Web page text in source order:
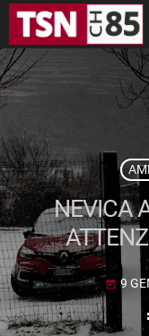
NEVICA
today 9